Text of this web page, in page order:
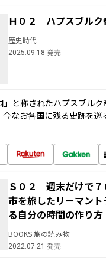
Ｈ０２ ハプスブルク
歴史時代
2025.09.18 発売
」と称されたハプスブル
今なお各国に残る史跡を
Ｓ０２ 週末だけで７
市を旅したリーマン
る自分の時間の作り方
BOOKS 旅の読み物
2022.07.21 発売